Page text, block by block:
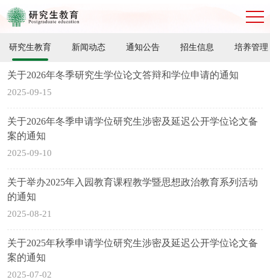
研究生教育 新闻动态 通知公告 招生信息 培养管理
关于2026年冬季研究生学位论文答辩和学位申请的通知
2025-09-15
关于2026年冬季申请学位研究生涉密及延迟公开学位论文备
案的通知
2025-09-10
关于举办2025年入园教育课程教学暨思想政治教育系列活动
的通知
2025-08-21
关于2025年秋季申请学位研究生涉密及延迟公开学位论文备
案的通知
2025-07-02